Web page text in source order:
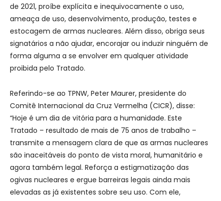
de 2021, proíbe explícita e inequivocamente o uso,
ameaça de uso, desenvolvimento, produção, testes e
estocagem de armas nucleares. Além disso, obriga seus
signatários a não ajudar, encorajar ou induzir ninguém de
forma alguma a se envolver em qualquer atividade
proibida pelo Tratado.
Referindo-se ao TPNW, Peter Maurer, presidente do
Comitê Internacional da Cruz Vermelha (CICR), disse:
“Hoje é um dia de vitória para a humanidade. Este
Tratado – resultado de mais de 75 anos de trabalho –
transmite a mensagem clara de que as armas nucleares
são inaceitáveis do ponto de vista moral, humanitário e
agora também legal. Reforça a estigmatização das
ogivas nucleares e ergue barreiras legais ainda mais
elevadas as já existentes sobre seu uso. Com ele,